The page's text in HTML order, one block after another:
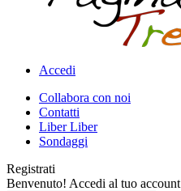
Accedi
Collabora con noi
Contatti
Liber Liber
Sondaggi
Registrati
Benvenuto! Accedi al tuo account